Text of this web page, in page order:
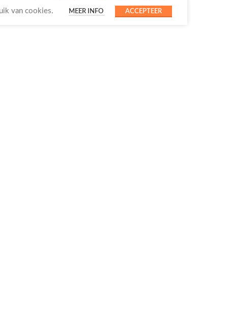
van cookies. MEER INFO ACCEPTEER